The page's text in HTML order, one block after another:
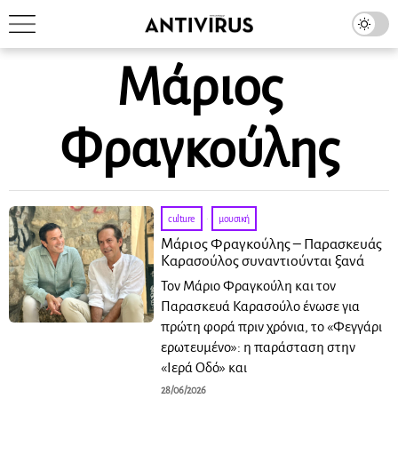
Μάριος
Φραγκούλης
culture · μουσική
Μάριος Φραγκούλης – Παρασκευάς
Καρασούλος συναντιούνται ξανά
Τον Μάριο Φραγκούλη και τον
Παρασκευά Καρασούλο ένωσε για
πρώτη φορά πριν χρόνια, το «Φεγγάρι
ερωτευμένο»: η παράσταση στην
«Ιερά Οδό» και
28/06/2026